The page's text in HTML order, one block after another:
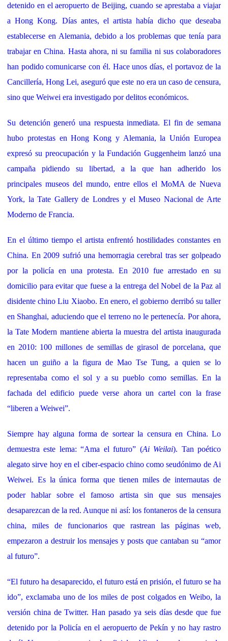
detenido en el aeropuerto de Beijing, cuando se aprestaba a viajar
a Hong Kong. Días antes, el artista había dicho que deseaba
establecerse en Alemania, debido a los problemas que tenía para
trabajar en China. Hasta ahora, ni su familia ni sus colaboradores
han podido comunicarse con él. Hace unos días, el portavoz de la
Cancillería, Hong Lei, aseguró que este no era un caso de censura,
sino que Weiwei era investigado por delitos económicos.
Su detención generó una respuesta inmediata. El fin de semana
hubo protestas en Hong Kong y Alemania, la Unión Europea
expresó su preocupación y la Fundación Guggenheim lanzó una
campaña pidiendo su libertad, a la que han adherido los
principales museos del mundo, entre ellos el MoMA de Nueva
York, la Tate Gallery de Londres y el Museo Nacional de Arte
Moderno de Francia.
En el último tiempo el artista enfrentó hostilidades constantes en
China. En 2009 sufrió una hemorragia cerebral tras ser golpeado
por la policía en una protesta. En 2010 fue arrestado en su
domicilio para evitar que fuese a la entrega del Nobel de la Paz al
disidente chino Liu Xiaobo. En enero, el gobierno derribó su taller
en Shanghai, aduciendo que el terreno no le pertenecía. Por ahora,
la Tate Modern mantiene abierta la muestra del artista inaugurada
en 2010: 100 millones de semillas de girasol de porcelana, que
hacen un guiño a la figura de Mao Tse Tung, a quien se lo
representaba como el sol y a su pueblo como semillas. En la
fachada del edificio puede verse ahora un cartel con la frase
“liberen a Weiwei”.
Siempre hay alguna forma de sortear la censura en China. Lo
demuestra este lema: “Ama el futuro” (Ai Weilai). Tan poético
alegato sirve hoy en el ciber-espacio chino como seudónimo de Ai
Weiwei. Es la única forma que tienen miles de internautas de
poder hablar sobre el famoso artista sin que sus mensajes
desaparezcan de la red. Aunque ni así: los fontaneros de la censura
china, miles de funcionarios que rastrean las páginas web,
empezaron a destruir los mensajes y posts que cantaban su “amor
al futuro”.
“El futuro ha desaparecido, el futuro está en prisión, el futuro se ha
ido”, exclamaba uno de los miles de post colgados en Weibo, la
versión china de Twitter. Han pasado ya seis días desde que fue
detenido por la Policía en el aeropuerto de Pekín y no hay rastro